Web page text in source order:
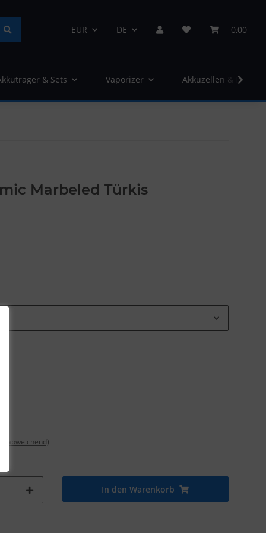
EUR DE 0,00
& Sets Vaporizer Akkuzellen &
Marbeled Türkis
abweichend)
In den Warenkorb